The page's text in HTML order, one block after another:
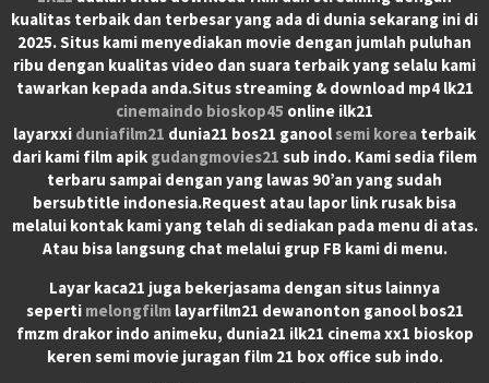
kualitas terbaik dan terbesar yang ada di dunia sekarang ini di
2025. Situs kami menyediakan movie dengan jumlah puluhan
ribu dengan kualitas video dan suara terbaik yang selalu kami
tawarkan kepada anda.Situs streaming & download mp4 lk21
cinemaindo bioskop45 online ilk21
layarxxi duniafilm21 dunia21 bos21 ganool semi korea terbaik
dari kami film apik gudangmovies21 sub indo. Kami sedia filem
terbaru sampai dengan yang lawas 90’an yang sudah
bersubtitle indonesia.Request atau lapor link rusak bisa
melalui kontak kami yang telah di sediakan pada menu di atas.
Atau bisa langsung chat melalui grup FB kami di menu.
Layar kaca21 juga bekerjasama dengan situs lainnya
seperti melongfilmlayarfilm21 dewanonton ganool bos21
fmzm drakor indo animeku, dunia21 ilk21 cinema xx1 bioskop
keren semi movie juragan film 21 box office sub indo.